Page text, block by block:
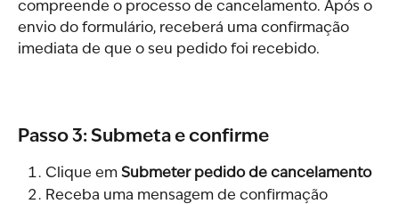
compreende o processo de cancelamento. Após o
envio do formulário, receberá uma confirmação
imediata de que o seu pedido foi recebido.
Passo 3: Submeta e confirme
Clique em Submeter pedido de cancelamento
Receba uma mensagem de confirmação